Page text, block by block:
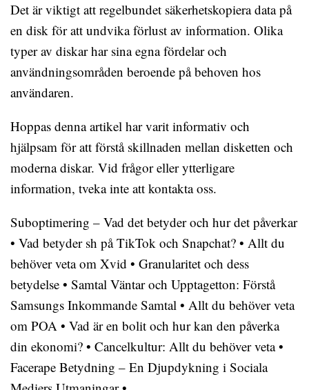
Det är viktigt att regelbundet säkerhetskopiera data på
en disk för att undvika förlust av information. Olika
typer av diskar har sina egna fördelar och
användningsområden beroende på behoven hos
användaren.
Hoppas denna artikel har varit informativ och
hjälpsam för att förstå skillnaden mellan disketten och
moderna diskar. Vid frågor eller ytterligare
information, tveka inte att kontakta oss.
Suboptimering – Vad det betyder och hur det påverkar
• Vad betyder sh på TikTok och Snapchat? • Allt du
behöver veta om Xvid • Granularitet och dess
betydelse • Samtal Väntar och Upptagetton: Förstå
Samsungs Inkommande Samtal • Allt du behöver veta
om POA • Vad är en bolit och hur kan den påverka
din ekonomi? • Cancelkultur: Allt du behöver veta•
Facerape Betydning – En Djupdykning i Sociala